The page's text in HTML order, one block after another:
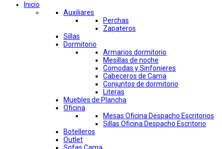
Inicio
Auxiliares
Perchas
Zapateros
Sillas
Dormitorio
Armarios dormitorio
Mesillas de noche
Comodas y Sinfonieres
Cabeceros de Cama
Conjuntos de dormitorio
Literas
Muebles de Plancha
Oficina
Mesas Oficina Despacho Escritorios
Sillas Oficina Despacho Escritorio
Botelleros
Outlet